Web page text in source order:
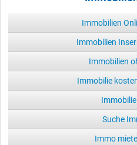
Immobilien
Immobilien
Immobilien
Immobilie
Suche
Immo